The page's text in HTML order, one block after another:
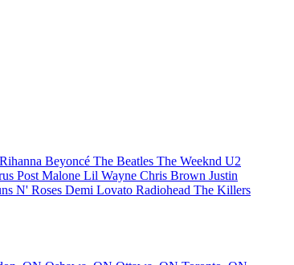
Rihanna Beyoncé The Beatles The Weeknd U2
Post Malone Lil Wayne Chris Brown Justin
N' Roses Demi Lovato Radiohead The Killers